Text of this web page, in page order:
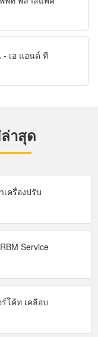
เอ แอนด์ ที
าสุด
ครื่องปรับ
Service
โค้ท เคลือบ